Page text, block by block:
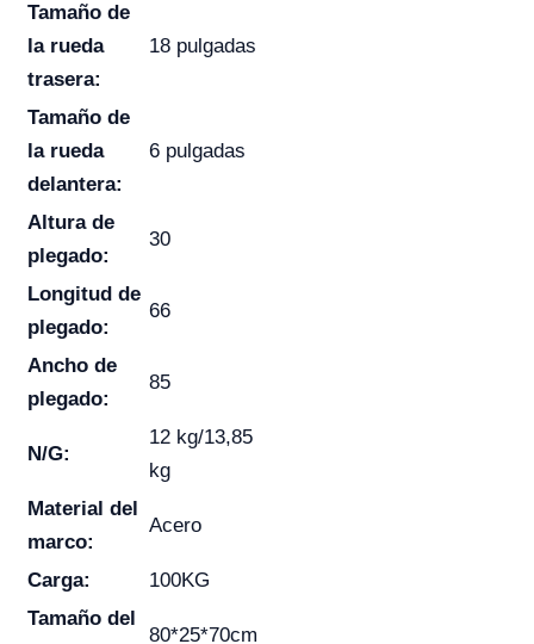
Tamaño de
la rueda
trasera:
18 pulgadas
Tamaño de
la rueda
delantera:
6 pulgadas
Altura de
plegado:
30
Longitud de
plegado:
66
Ancho de
plegado:
85
N/G:
12 kg/13,85
kg
Material del
marco:
Acero
Carga:
100KG
Tamaño del
80*25*70cm